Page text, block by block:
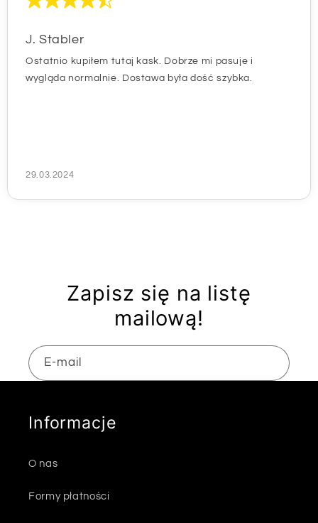
J. Stabler
Ostatnio kupiłem tutaj kask. Dobrze mi pasuje i
wygląda normalnie. Dostawa była dość szybka.
29.03.2024
Zapisz się na listę
mailową!
E-mail
Informacje
O nas
Formy płatności